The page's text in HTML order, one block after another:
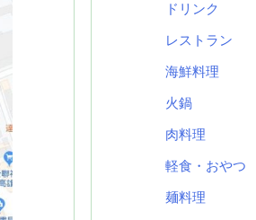
ドリンク
レストラン
海鮮料理
火鍋
肉料理
軽食・おやつ
麺料理